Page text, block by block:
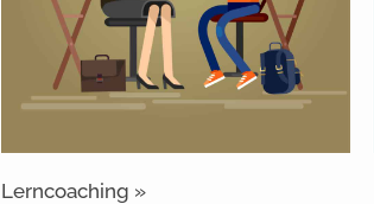
Lerncoaching »